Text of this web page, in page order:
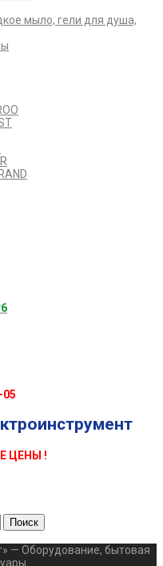
мыло, гели для душа,
05
ЦЕНЫ !
Поиск
— Оборудование, бытовая